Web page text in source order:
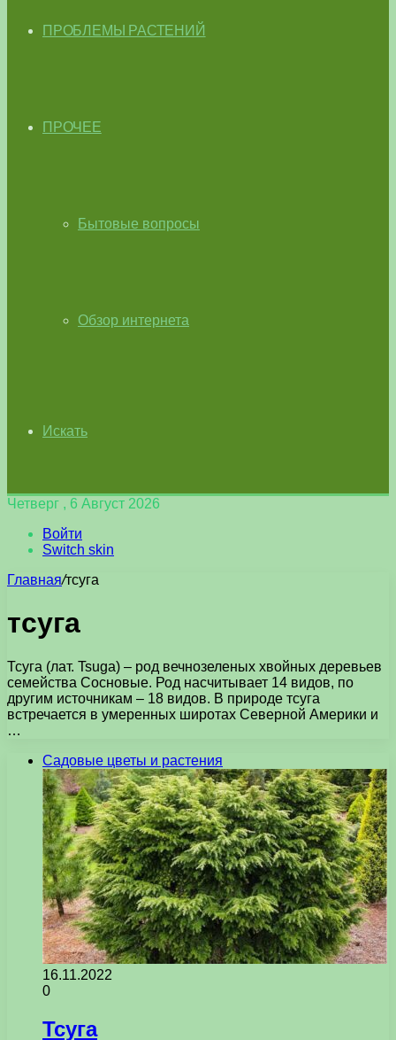
ПРОБЛЕМЫ РАСТЕНИЙ
ПРОЧЕЕ
Бытовые вопросы
Обзор интернета
Искать
Четверг , 6 Август 2026
Войти
Switch skin
Главная/тсуга
тсуга
Тсуга (лат. Tsuga) – род вечнозеленых хвойных деревьев
семейства Сосновые. Род насчитывает 14 видов, по
другим источникам – 18 видов. В природе тсуга
встречается в умеренных широтах Северной Америки и
…
Садовые цветы и растения
16.11.2022
0
Тсуга